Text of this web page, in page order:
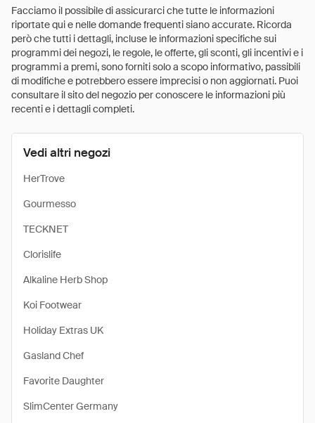
Facciamo il possibile di assicurarci che tutte le informazioni
riportate qui e nelle domande frequenti siano accurate. Ricorda
però che tutti i dettagli, incluse le informazioni specifiche sui
programmi dei negozi, le regole, le offerte, gli sconti, gli incentivi e i
programmi a premi, sono forniti solo a scopo informativo, passibili
di modifiche e potrebbero essere imprecisi o non aggiornati. Puoi
consultare il sito del negozio per conoscere le informazioni più
recenti e i dettagli completi.
Vedi altri negozi
HerTrove
Gourmesso
TECKNET
Clorislife
Alkaline Herb Shop
Koi Footwear
Holiday Extras UK
Gasland Chef
Favorite Daughter
SlimCenter Germany